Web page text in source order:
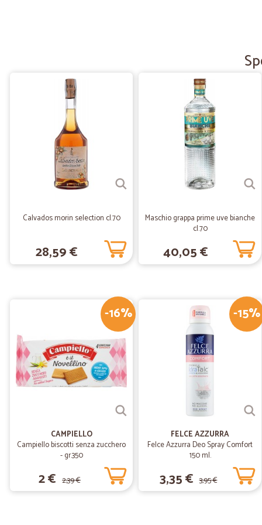
Calvados morin selection cl.70
28,59 €
Maschio grappa prime uve bianche
cl.70
40,05 €
-16%
CAMPIELLO
Campiello biscotti senza zucchero
- gr.350
2 € 2,39 €
-15%
FELCE AZZURRA
Felce Azzurra Deo Spray Comfort
150 ml.
3,35 € 3,95 €